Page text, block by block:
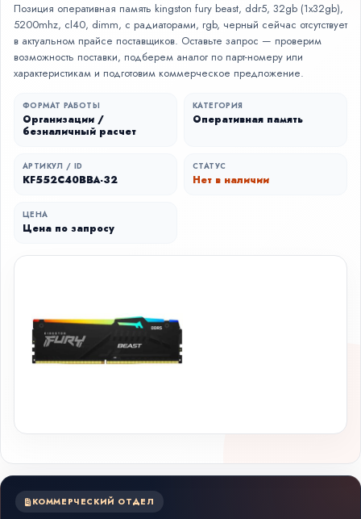
Позиция оперативная память kingston fury beast, ddr5, 32gb (1x32gb),
5200mhz, cl40, dimm, с радиаторами, rgb, черный сейчас отсутствует
в актуальном прайсе поставщиков. Оставьте запрос — проверим
возможность поставки, подберем аналог по парт-номеру или
характеристикам и подготовим коммерческое предложение.
ФОРМАТ РАБОТЫ
Организации /
безналичный расчет
КАТЕГОРИЯ
Оперативная память
АРТИКУЛ / ID
KF552C40BBA-32
СТАТУС
Нет в наличии
ЦЕНА
Цена по запросу
КОММЕРЧЕСКИЙ ОТДЕЛ